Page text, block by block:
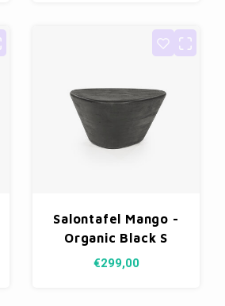
Salontafel Mango -
Organic Black S
€299,00